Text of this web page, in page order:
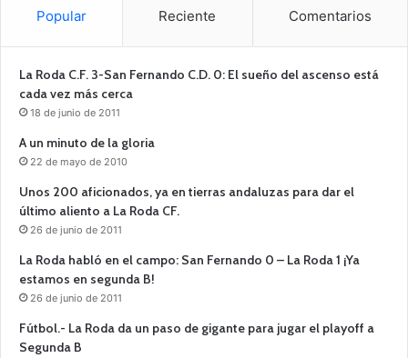
Popular Reciente Comentarios
La Roda C.F. 3-San Fernando C.D. 0: El sueño del ascenso está
cada vez más cerca
18 de junio de 2011
A un minuto de la gloria
22 de mayo de 2010
Unos 200 aficionados, ya en tierras andaluzas para dar el
último aliento a La Roda CF.
26 de junio de 2011
La Roda habló en el campo: San Fernando 0 – La Roda 1 ¡Ya
estamos en segunda B!
26 de junio de 2011
Fútbol.- La Roda da un paso de gigante para jugar el playoff a
Segunda B